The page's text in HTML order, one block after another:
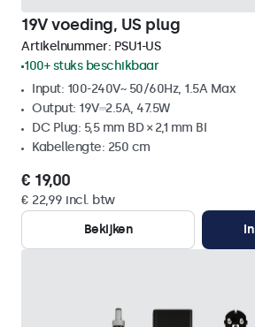
19V voeding, US plug
Artikelnummer: PSU1-US
100+ stuks beschikbaar
Input: 100-240V~ 50/60Hz, 1.5A Max
Output: 19V⎓2.5A, 47.5W
DC Plug: 5,5 mm BD × 2,1 mm BI
Kabellengte: 250 cm
€ 19,00
€ 22,99 incl. btw
Bekijken